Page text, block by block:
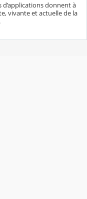
donnent à
vivante et actuelle de la